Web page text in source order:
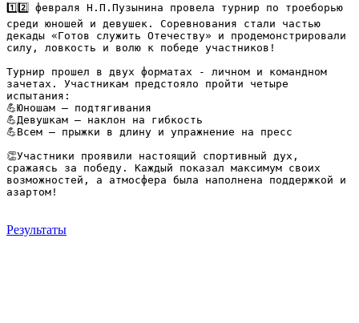
1️⃣2️⃣ февраля Н.П.Пузынина провела турнир по троеборью
среди юношей и девушек. Соревнования стали частью
декады «Готов служить Отечеству» и продемонстрировали
силу, ловкость и волю к победе участников!
Турнир прошел в двух форматах - личном и командном
зачетах. Участникам предстояло пройти четыре
испытания:
💪Юношам — подтягивания
💪Девушкам — наклон на гибкость
💪Всем — прыжки в длину и упражнение на пресс
👏Участники проявили настоящий спортивный дух,
сражаясь за победу. Каждый показал максимум своих
возможностей, а атмосфера была наполнена поддержкой и
азартом!
Результаты